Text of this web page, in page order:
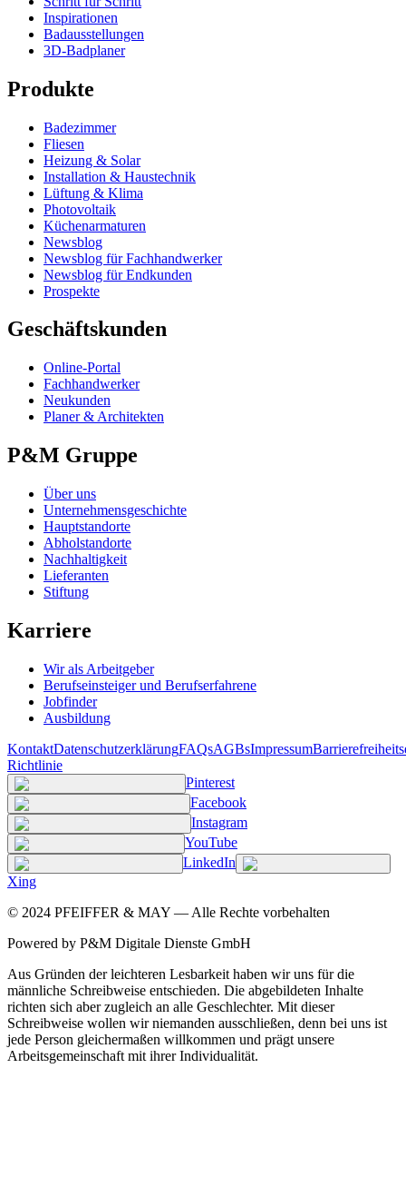
Inspirationen
Badausstellungen
3D-Badplaner
Produkte
Badezimmer
Fliesen
Heizung & Solar
Installation & Haustechnik
Lüftung & Klima
Photovoltaik
Küchenarmaturen
Newsblog
Newsblog für Fachhandwerker
Newsblog für Endkunden
Prospekte
Geschäftskunden
Online-Portal
Fachhandwerker
Neukunden
Planer & Architekten
P&M Gruppe
Über uns
Unternehmensgeschichte
Hauptstandorte
Abholstandorte
Nachhaltigkeit
Lieferanten
Stiftung
Karriere
Wir als Arbeitgeber
Berufseinsteiger und Berufserfahrene
Jobfinder
Ausbildung
KontaktDatenschutzerklärungFAQsAGBsImpressum
Richtlinie
Pinterest
Facebook
Instagram
YouTube
LinkedIn
Xing
© 2024 PFEIFFER & MAY — Alle Rechte vorbehalten
Powered by P&M Digitale Dienste GmbH
Aus Gründen der leichteren Lesbarkeit haben wir uns für die
männliche Schreibweise entschieden. Die abgebildeten Inhalte
richten sich aber zugleich an alle Geschlechter. Mit dieser
Schreibweise wollen wir niemanden ausschließen, denn bei uns ist
jede Person gleichermaßen willkommen und prägt unsere
Arbeitsgemeinschaft mit ihrer Individualität.